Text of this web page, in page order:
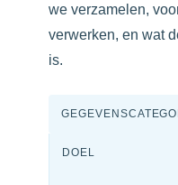
we verzamelen,
verwerken, en wat
is.
DOEL